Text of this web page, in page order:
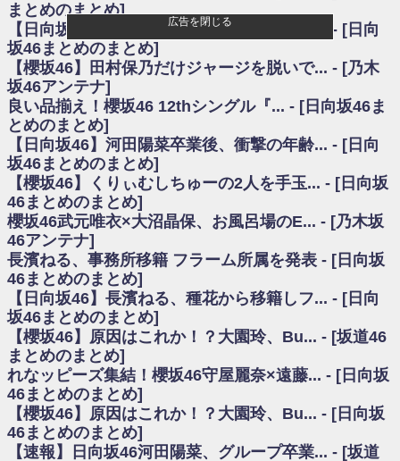
演決定
欅坂/日向坂46まとめのまとめ / 【櫻坂46】田村保乃だけジャージを脱いで
いた理由
日向坂46まとめのまとめ / 【日向坂46】若林さん「笑えないぐらい師匠だ
から」佐々木久美と卒業後初の共演の様子がこちら！【激レアさん】
日向坂46まとめのまとめ / 【元日向坂46】情報解禁前で言えない！？丹生
ちゃん、メンバーと会った模様
乃木坂欅坂まとめのまとめ / 【日向坂46】この月、何かあるのか！？『お
願いバッハ！』ミーグリ日程がこちら
欅坂/日向坂46まとめのまとめ / 【櫻坂46】ミーグリで喧嘩！？山下瞳月、
これはマジギレしてる
乃木坂46アンテナ / 【櫻坂46】ハリソン守屋「ゆーづのせいです」【ラヴ
ィット!】
乃木坂あんてな ～乃木坂46・欅坂46・日向坂46のニュース・情報・話題
をピックアップ / 良い品揃え！櫻坂46 12thシングル『Make or Break』オフィ
シャルグッズ絶賛販売受付中
日向坂46まとめのまとめ / 【日向坂46】この月、何かあるのか！？『お願
いバッハ！』ミーグリ日程がこちら
日向坂46まとめのまとめ / 【元日向坂46】この卒業生、めちゃくちゃテレ
ビで見かけるな
欅坂/日向坂46まとめのまとめ / 【櫻坂46】リアルミーグリであの販売も！
『Make or Break』オフィシャルグッズ解禁
乃木坂46アンテナ / 【櫻坂46】ミーグリで喧嘩！？山下瞳月、これはマジ
ギレしてる
乃木坂あんてな ～乃木坂46・欅坂46・日向坂46のニュース・情報・話題
をピックアップ / れなッピーズ集結！櫻坂46守屋麗奈×遠藤理子、8/6「ラヴィ
ット！」水曜スタジオ出演決定
日向坂46まとめのまとめ / 【日向坂46】富田鈴花、次の事務所が決まって
まとめのまとめ]
【日向坂46】長濱ねる、種花から移籍しフ... - [日向
坂46まとめのまとめ]
【櫻坂46】田村保乃だけジャージを脱いで... - [乃木
坂46アンテナ]
良い品揃え！櫻坂46 12thシングル『... - [日向坂46ま
とめのまとめ]
【日向坂46】河田陽菜卒業後、衝撃の年齢... - [日向
坂46まとめのまとめ]
【櫻坂46】くりぃむしちゅーの2人を手玉... - [日向坂
46まとめのまとめ]
櫻坂46武元唯衣×大沼晶保、お風呂場のE... - [乃木坂
46アンテナ]
長濱ねる、事務所移籍 フラーム所属を発表 - [日向坂
46まとめのまとめ]
【日向坂46】長濱ねる、種花から移籍しフ... - [日向
坂46まとめのまとめ]
【櫻坂46】原因はこれか！？大園玲、Bu... - [坂道46
まとめのまとめ]
れなッピーズ集結！櫻坂46守屋麗奈×遠藤... - [日向坂
46まとめのまとめ]
【櫻坂46】原因はこれか！？大園玲、Bu... - [日向坂
46まとめのまとめ]
【速報】日向坂46河田陽菜、グループ卒業... - [坂道
広告を閉じる